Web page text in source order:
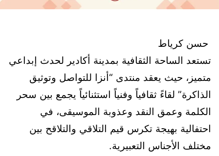
​ حسن كرياط
​تستعد الساحة الثقافية بمدينة أكادير لحدث إبداعي
متميز، حيث يعقد منتدى “أنزا للتواصل وتوثيق
الذاكرة” لقاءً ثقافياً وفنياً استثنائياً يجمع بين سحر
الكلمة وعمق النقد وعذوبة الموسيقى، في
احتفالية بهيجة تكرس قيم التلاقي والتلاقح بين
مختلف الأجناس التعبيرية.